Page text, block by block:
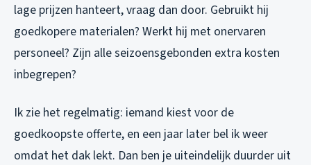
lage prijzen hanteert, vraag dan door. Gebruikt hij
goedkopere materialen? Werkt hij met onervaren
personeel? Zijn alle seizoensgebonden extra kosten
inbegrepen?
Ik zie het regelmatig: iemand kiest voor de
goedkoopste offerte, en een jaar later bel ik weer
omdat het dak lekt. Dan ben je uiteindelijk duurder uit